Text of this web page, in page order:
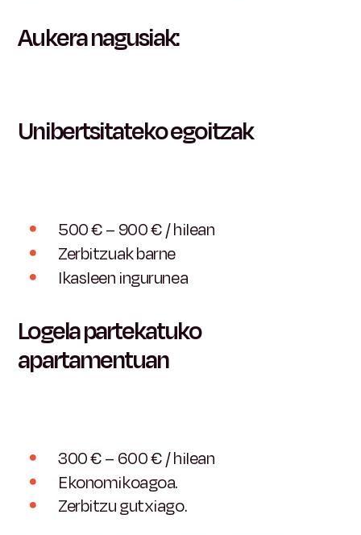
Aukera nagusiak:
Unibertsitateko egoitzak
500 € – 900 € / hilean
Zerbitzuak barne
Ikasleen ingurunea
Logela partekatuko
apartamentuan
300 € – 600 € / hilean
Ekonomikoagoa.
Zerbitzu gutxiago.